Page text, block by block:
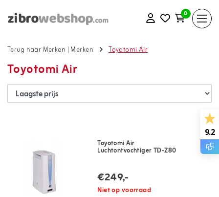
0
Terug naar Merken | Merken Toyotomi Air
Toyotomi Air
Toyotomi Air
Luchtontvochtiger TD-Z80
€249,-
Niet op voorraad
9.2